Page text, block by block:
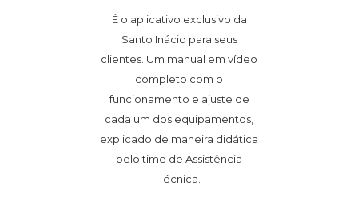
É o aplicativo exclusivo da
Santo Inácio para seus
clientes. Um manual em vídeo
completo com o
funcionamento e ajuste de
cada um dos equipamentos,
explicado de maneira didática
pelo time de Assistência
Técnica.